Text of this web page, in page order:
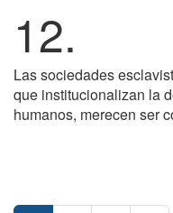
12.
Las sociedades
que institucionalizan la
humanos, merecen ser